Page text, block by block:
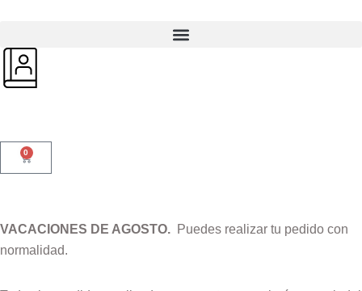
0
VACACIONES DE AGOSTO. Puedes realizar tu pedido con
normalidad.